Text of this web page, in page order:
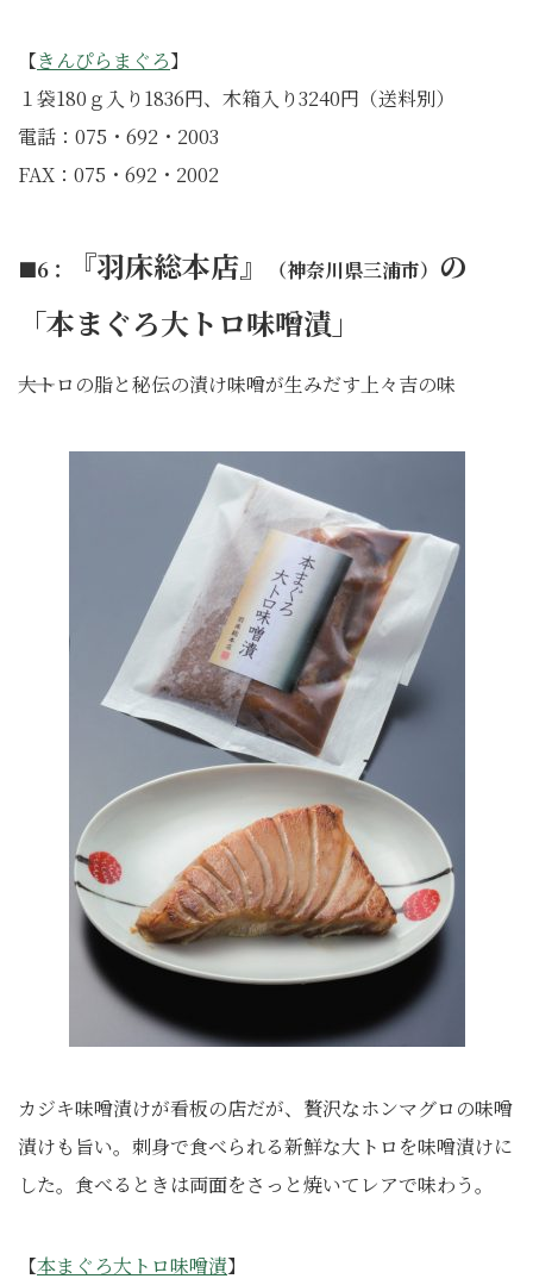
【きんぴらまぐろ】
１袋180ｇ入り1836円、木箱入り3240円（送料別）
電話：075・692・2003
FAX：075・692・2002
■6： 『羽床総本店』 （神奈川県三浦市） の
「本まぐろ大トロ味噌漬」
――大トロの脂と秘伝の漬け味噌が生みだす上々吉の味
カジキ味噌漬けが看板の店だが、贅沢なホンマグロの味噌
漬けも旨い。刺身で食べられる新鮮な大トロを味噌漬けに
した。食べるときは両面をさっと焼いてレアで味わう。
【本まぐろ大トロ味噌漬】